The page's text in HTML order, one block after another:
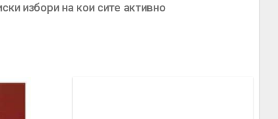
избори на кои сите активно